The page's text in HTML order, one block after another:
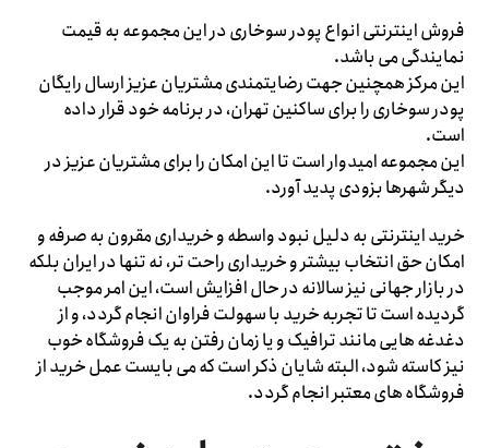
فروش اینترنتی انواع پودر سوخاری در این مجموعه به قیمت
نمایندگی می باشد.
این مرکز همچنین جهت رضایتمندی مشتریان عزیز ارسال رایگان
پودر سوخاری را برای ساکنین تهران، در برنامه خود قرار داده
است.
این مجموعه امیدوار است تا این امکان را برای مشتریان عزیز در
دیگر شهرها بزودی پدید آورد.
خرید اینترنتی به دلیل نبود واسطه و خریداری مقرون به صرفه و
امکان حق انتخاب بیشتر و خریداری راحت تر، نه تنها در ایران بلکه
در بازار جهانی نیز سالانه در حال افزایش است، این امر موجب
گردیده است تا تجربه خرید با سهولت فراوان انجام گردد، و از
دغدغه هایی مانند ترافیک و یا زمان رفتن به یک فروشگاه خوب
نیز کاسته شود، البته شایان ذکر است که می بایست عمل خرید از
فروشگاه های معتبر انجام گردد.